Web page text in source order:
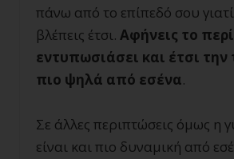
πάνω από το επίπεδό σου
βλέπεις έτσι. Αφήνεις το
εντυπωσιάσει και έτσι την
πιο ψηλά από εσένα.
Σε άλλες περιπτώσεις όμως η
είναι και πιο δυναμική από